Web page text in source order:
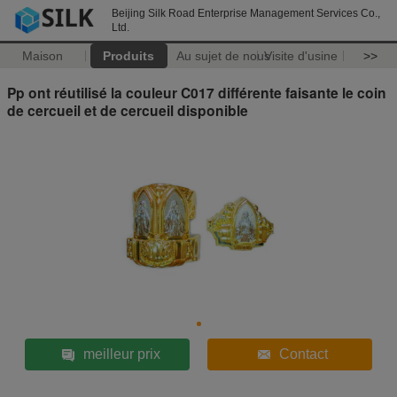
Beijing Silk Road Enterprise Management Services Co.,
Ltd.
Maison Produits Au sujet de nousVisite d'usine >>
Pp ont réutilisé la couleur C017 différente faisante le coin
de cercueil et de cercueil disponible
meilleur prix Contact